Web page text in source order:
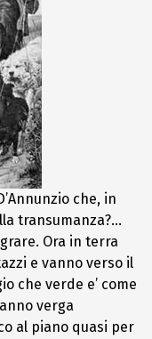
che, in
transumanza?…
Ora in terra
e vanno verso il
che verde e’ come
verga
al piano quasi per